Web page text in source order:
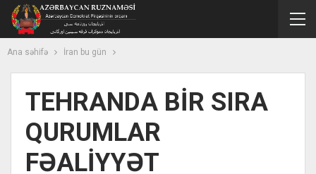
Ana səhifə İran bu gün
TEHRANDA BİR SIRA
QURUMLAR
FƏALİYYƏT